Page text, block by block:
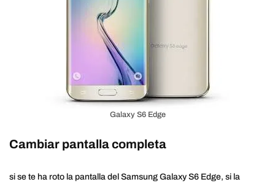
Galaxy S6 Edge
Cambiar pantalla completa
si se te ha roto la pantalla del Samsung Galaxy S6 Edge, si la